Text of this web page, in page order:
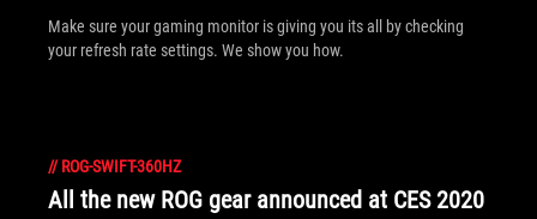
Make sure your gaming monitor is giving you its all by checking
your refresh rate settings. We show you how.
// ROG-SWIFT-360HZ
All the new ROG gear announced at CES 2020